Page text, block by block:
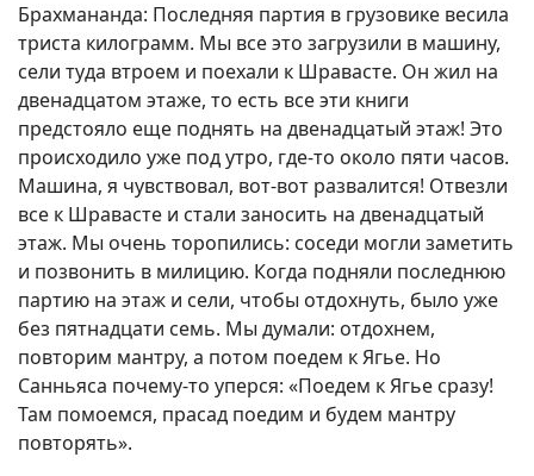
Брахмананда: Последняя партия в грузовике весила
триста килограмм. Мы все это загрузили в машину,
сели туда втроем и поехали к Шравасте. Он жил на
двенадцатом этаже, то есть все эти книги
предстояло еще поднять на двенадцатый этаж! Это
происходило уже под утро, где-то около пяти часов.
Машина, я чувствовал, вот-вот развалится! Отвезли
все к Шравасте и стали заносить на двенадцатый
этаж. Мы очень торопились: соседи могли заметить
и позвонить в милицию. Когда подняли последнюю
партию на этаж и сели, чтобы отдохнуть, было уже
без пятнадцати семь. Мы думали: отдохнем,
повторим мантру, а потом поедем к Ягье. Но
Санньяса почему-то уперся: «Поедем к Ягье сразу!
Там помоемся, прасад поедим и будем мантру
повторять».